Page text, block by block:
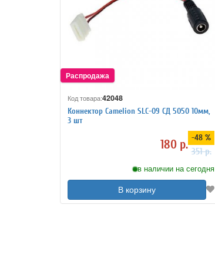
Код товара:42048
Коннектор Camelion SLC-09 СД 5050 10мм,
3 шт
180 р. -48 %
351 р.
в наличии на сегодня
В корзину